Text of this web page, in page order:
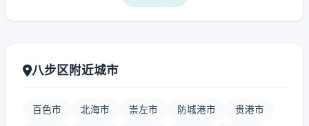
八步区附近城市
百色市 北海市 崇左市 防城港市 贵港市